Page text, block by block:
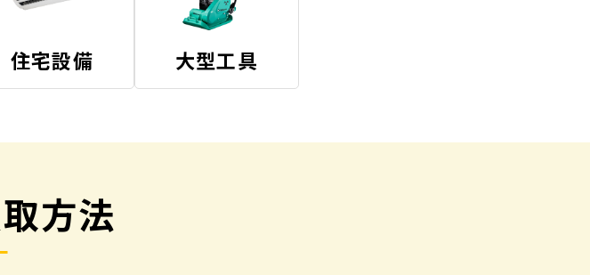
住宅設備 大型工具
方法